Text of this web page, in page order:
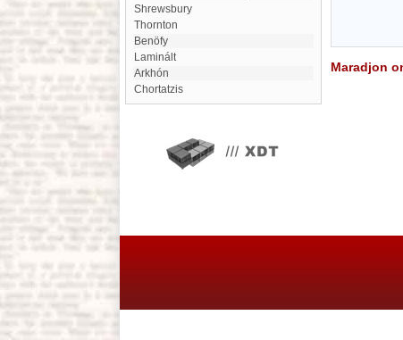
Shrewsbury
Thornton
Benöfy
Laminált
arkhón
Chortatzis
Maradjon